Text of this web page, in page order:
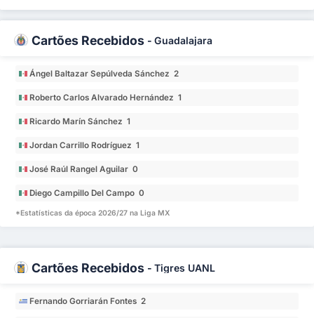
Cartões Recebidos - Guadalajara
Ángel Baltazar Sepúlveda Sánchez 2
Roberto Carlos Alvarado Hernández 1
Ricardo Marín Sánchez 1
Jordan Carrillo Rodríguez 1
José Raúl Rangel Aguilar 0
Diego Campillo Del Campo 0
*Estatísticas da época 2026/27 na Liga MX
Cartões Recebidos - Tigres UANL
Fernando Gorriarán Fontes 2